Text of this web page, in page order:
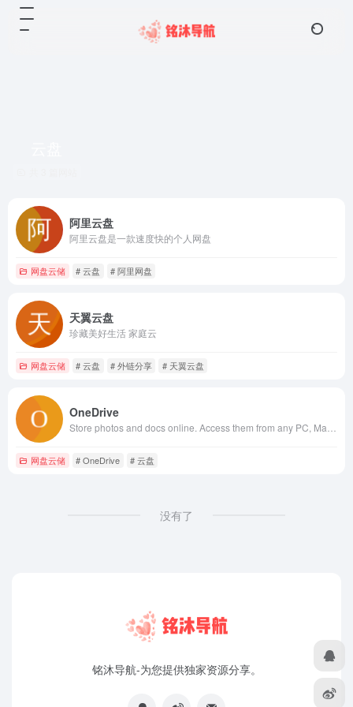
阿里云盘
阿里云盘是一款速度快的个人网盘
网盘云储 # 云盘 # 阿里网盘
天翼云盘
珍藏美好生活 家庭云
网盘云储 # 云盘 # 外链分享 # 天翼云盘
OneDrive
网盘云储 # OneDrive # 云盘
没有了
铭沐导航-为您提供独家资源分享。